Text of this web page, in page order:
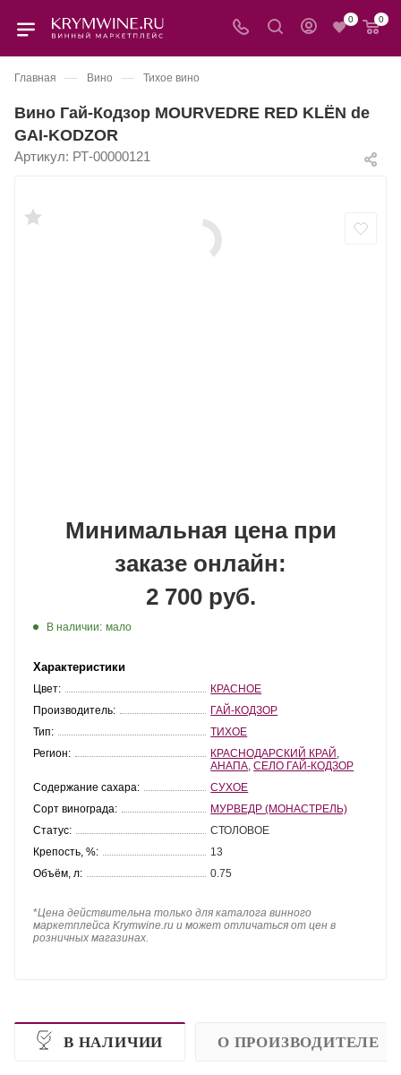
0 0
Главная — Вино — Тихое вино
Вино Гай-Кодзор MOURVEDRE RED KLЁN de
GAI-KODZOR
Артикул: РТ-00000121
Минимальная цена при
заказе онлайн:
2 700 руб.
В наличии: мало
Характеристики
Цвет:
КРАСНОЕ
Производитель:
ГАЙ-КОДЗОР
Тип:
ТИХОЕ
Регион:
КРАСНОДАРСКИЙ КРАЙ
АНАПА ,СЕЛО ГАЙ-КОДЗОР
Содержание сахара:
СУХОЕ
Сорт винограда:
МУРВЕДР (МОНАСТРЕЛЬ)
Статус:
СТОЛОВОЕ
Крепость, %:
13
Объём, л:
0.75
*Цена действительна только для каталога винного
маркетплейса Krymwine.ru и может отличаться от цен в
розничных магазинах.
В НАЛИЧИИ О ПРОИЗВОДИТЕЛЕ